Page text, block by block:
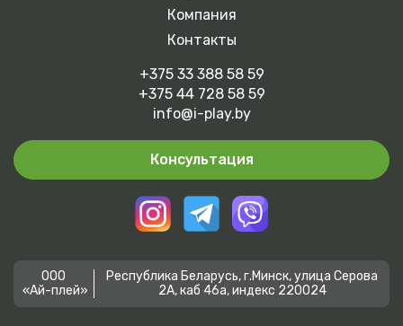
Компания
Контакты
+375 33 388 58 59
+375 44 728 58 59
info@i-play.by
Консультация
ООО
«Ай-плей»
Республика Беларусь, г.Минск, улица Серова
2А, каб 46а, индекс 220024